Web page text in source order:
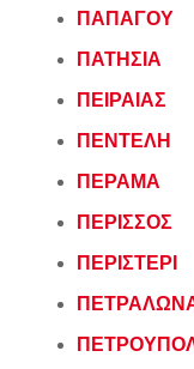
ΠΑΠΑΓΟΥ
ΠΑΤΗΣΙΑ
ΠΕΙΡΑΙΑΣ
ΠΕΝΤΕΛΗ
ΠΕΡΑΜΑ
ΠΕΡΙΣΣΟΣ
ΠΕΡΙΣΤΕΡΙ